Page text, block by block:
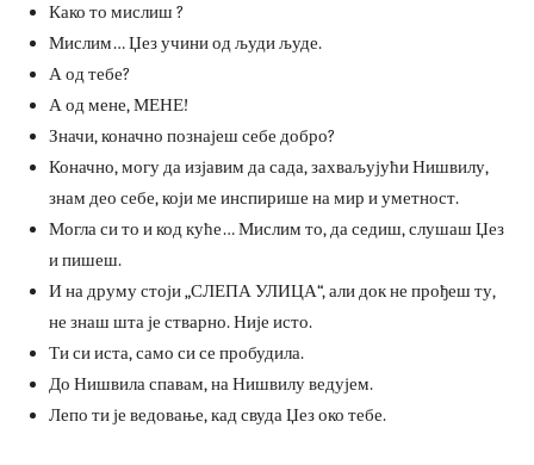
Како то мислиш ?
Мислим… Џез учини од људи људе.
А од тебе?
А од мене, МЕНЕ!
Значи, коначно познајеш себе добро?
Коначно, могу да изјавим да сада, захваљујући Нишвилу,
знам део себе, који ме инспирише на мир и уметност.
Могла си то и код куће… Мислим то, да седиш, слушаш Џез
и пишеш.
И на друму стоји „СЛЕПА УЛИЦА“, али док не прођеш ту,
не знаш шта је стварно. Није исто.
Ти си иста, само си се пробудила.
До Нишвила спавам, на Нишвилу ведујем.
Лепо ти је ведовање, кад свуда Џез око тебе.